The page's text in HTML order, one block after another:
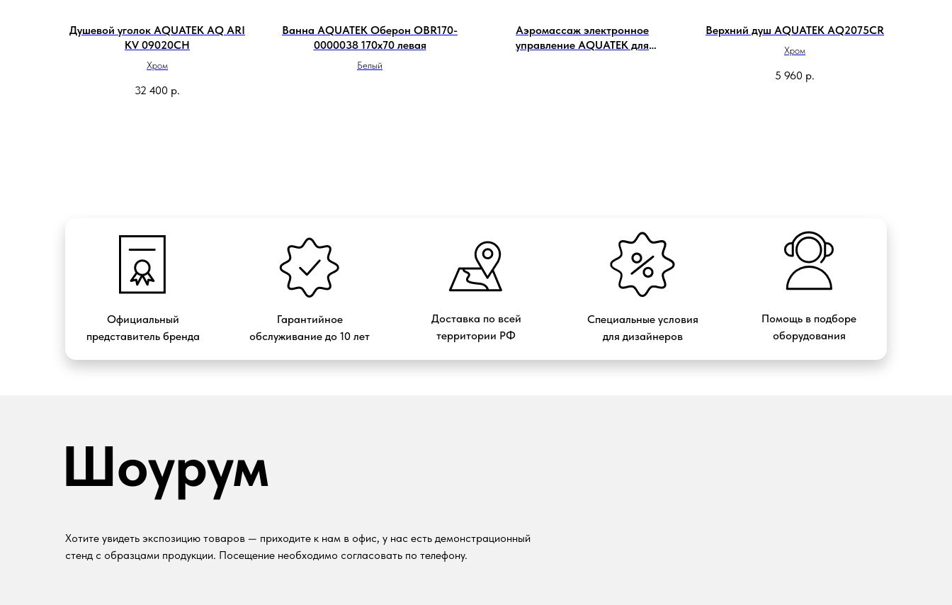
Душевой уголок AQUATEK AQ ARI
KV 09020CH
Хром
32 400 р.
Ванна AQUATEK Оберон OBR170-
0000038 170х70 левая
Белый
Аэромассаж электронное
управление AQUATEK для
Верхний душ AQUATEK AQ2075CR
Хром
5 960 р.
Официальный
представитель бренда
Доставка по всей
территории РФ
Гарантийное
обслуживание до 10 лет
Специальные условия
для дизайнеров
Помощь в подборе
оборудования
Шоурум
Хотите увидеть экспозицию товаров — приходите к нам в офис, у нас есть демонстрационный
стенд с образцами продукции. Посещение необходимо согласовать по телефону.